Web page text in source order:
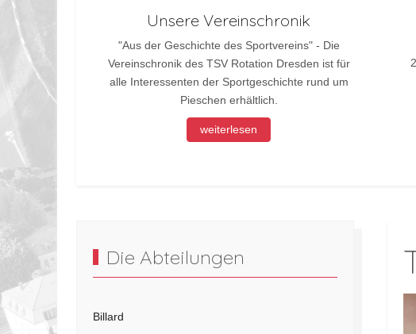
Unsere Vereinschronik
"Aus der Geschichte des Sportvereins" - Die
Vereinschronik des TSV Rotation Dresden ist für
alle Interessenten der Sportgeschichte rund um
Pieschen erhältlich.
weiterlesen
Die Abteilungen
Billard